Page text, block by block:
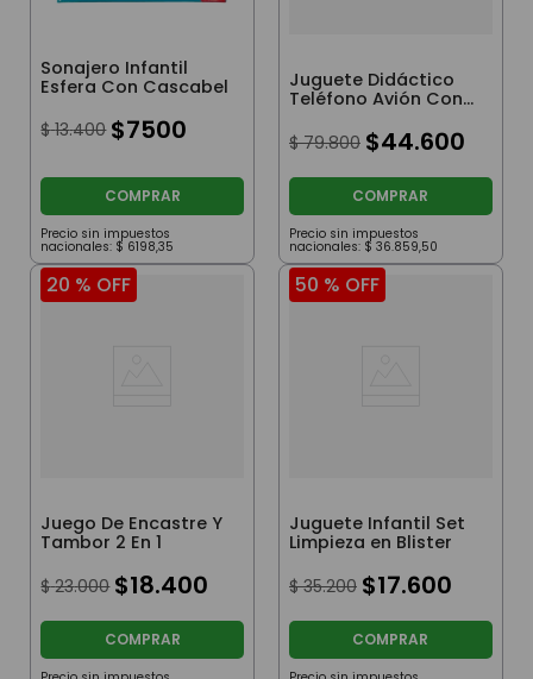
Sonajero Infantil
Esfera Con Cascabel
$ 13.400 $7500
COMPRAR
Precio sin impuestos
nacionales: $ 6198,35
Juguete Didáctico
Teléfono Avión Con
Celeste
$ 79.800 $44.600
COMPRAR
Precio sin impuestos
nacionales: $ 36.859,50
20 % OFF
Juego De Encastre Y
Tambor 2 En 1
$ 23.000 $18.400
COMPRAR
50 % OFF
Juguete Infantil Set
Limpieza en Blister
$ 35.200 $17.600
COMPRAR